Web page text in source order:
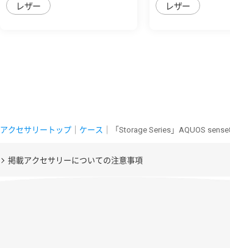
レザー レザー
アクセサリートップ ケース ｜「Storage Series」AQUOS
掲載アクセサリーについての注意事項